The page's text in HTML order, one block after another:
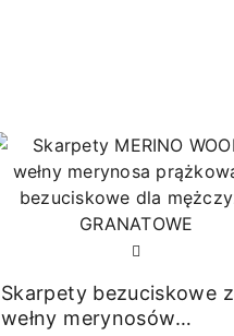
Skarpety bezuciskowe z
wełny merynosów